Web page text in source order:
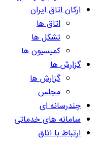
ارکان اتاق ایران
اتاق ها
تشکل ها
کمیسیون ها
گزارش ها
گزارش ها
مجلس
چندرسانه ای
سامانه های خدماتی
ارتباط با اتاق